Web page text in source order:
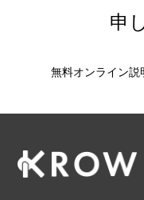
申
無料オンライン説